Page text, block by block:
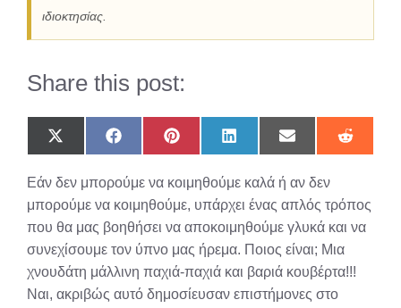
ιδιοκτησίας.
Share this post:
Share
on
(Twitter)
Share
on
Share
on
Share
on
Share
on
Share
on
Εάν δεν μπορούμε να κοιμηθούμε καλά ή αν δεν
μπορούμε να κοιμηθούμε, υπάρχει ένας απλός τρόπος
που θα μας βοηθήσει να αποκοιμηθούμε γλυκά και να
συνεχίσουμε τον ύπνο μας ήρεμα. Ποιος είναι; Μια
χνουδάτη μάλλινη παχιά-παχιά και βαριά κουβέρτα!!!
Ναι, ακριβώς αυτό δημοσίευσαν επιστήμονες στο